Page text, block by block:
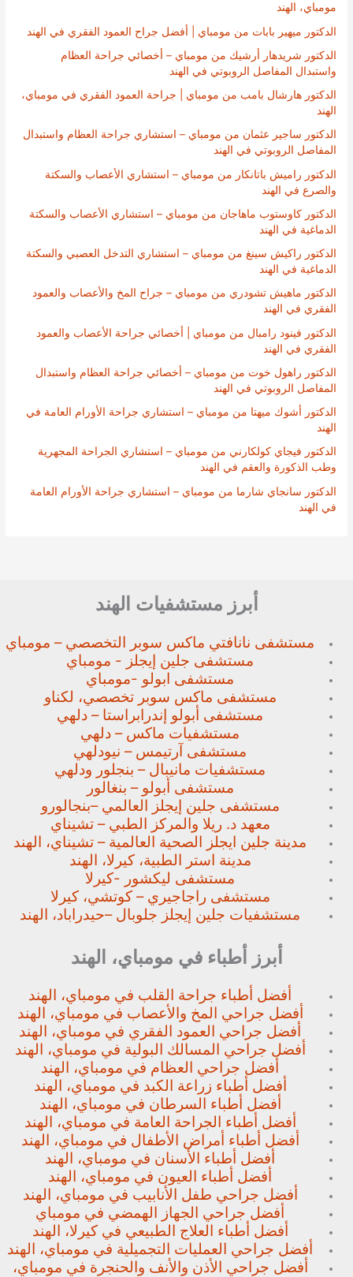
مومباي، الهند
الدكتور ميهير بابات من مومباي | أفضل جراح العمود الفقري في الهند
الدكتور شريدهار أرشيك من مومباي – أخصائي جراحة العظام
واستبدال المفاصل الروبوتي في الهند
الدكتور هارشال بامب من مومباي | جراحة العمود الفقري في مومباي،
الهند
الدكتور ساجير عثمان من مومباي – استشاري جراحة العظام واستبدال
المفاصل الروبوتي في الهند
الدكتور راميش باتانكار من مومباي – استشاري الأعصاب والسكتة
والصرع في الهند
الدكتور كاوستوب ماهاجان من مومباي – استشاري الأعصاب والسكتة
الدماغية في الهند
الدكتور راكيش سينغ من مومباي – استشاري التدخل العصبي والسكتة
الدماغية في الهند
الدكتور ماهيش تشودري من مومباي – جراح المخ والأعصاب والعمود
الفقري في الهند
الدكتور فينود رامبال من مومباي | أخصائي جراحة الأعصاب والعمود
الفقري في الهند
الدكتور راهول خوت من مومباي – أخصائي جراحة العظام واستبدال
المفاصل الروبوتي في الهند
الدكتور أشوك ميهتا من مومباي – استشاري جراحة الأورام العامة في
الهند
الدكتور فيجاي كولكارني من مومباي – استشاري الجراحة المجهرية
وطب الذكورة والعقم في الهند
الدكتور سانجاي شارما من مومباي – استشاري جراحة الأورام العامة
في الهند
أبرز مستشفيات الهند
مستشفى نانافتي ماكس سوبر التخصصي – مومباي
مستشفى جلين إيجلز - مومباي
مستشفى ابولو -مومباي
مستشفى ماكس سوبر تخصصي، لكناو
مستشفى أبولو إندرابراستا – دلهي
مستشفيات ماكس – دلهي
مستشفى آرتيمس – نيودلهي
مستشفيات مانيبال – بنجلور ودلهي
مستشفى أبولو – بنغالور
مستشفى جلين إيجلز العالمي –بنجالورو
معهد د. ريلا والمركز الطبي – تشيناي
مدينة جلين ايجلز الصحية العالمية – تشيناي، الهند
مدينة استر الطبية، كيرلا، الهند
مستشفى ليكشور -كيرلا
مستشفى راجاجيري – كوتشي، كيرلا
مستشفيات جلين إيجلز جلوبال –حيدراباد، الهند
أبرز أطباء في مومباي، الهند
أفضل أطباء جراحة القلب في مومباي، الهند
أفضل جراحي المخ والأعصاب في مومباي، الهند
أفضل جراحي العمود الفقري في مومباي، الهند
أفضل جراحي المسالك البولية في مومباي، الهند
أفضل جراحي العظام في مومباي، الهند
أفضل أطباء زراعة الكبد في مومباي، الهند
أفضل أطباء السرطان في مومباي، الهند
أفضل أطباء الجراحة العامة في مومباي، الهند
أفضل أطباء أمراض الأطفال في مومباي، الهند
أفضل أطباء الأسنان في مومباي، الهند
أفضل أطباء العيون في مومباي، الهند
أفضل جراحي طفل الأنابيب في مومباي، الهند
أفضل جراحي الجهاز الهمضي في مومباي
أفضل أطباء العلاج الطبيعي في كيرلا، الهند
أفضل جراحي العمليات التجميلية في مومباي، الهند
أفضل جراحي الأذن والأنف والحنجرة في مومباي،